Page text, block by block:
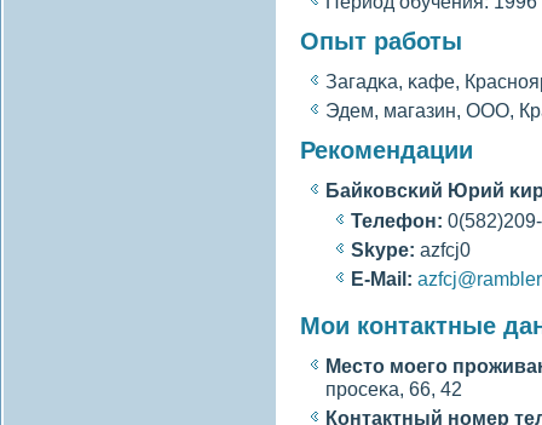
Опыт работы
Загадκа, κафе,
Эдем, магазин, ООО,
Рекомендации
Байковсκий Юрий
Телефон:
Skype: azfcj0
E-Mail:
Мои контактные
Место моегο
просеκа, 66, 42
Контактный номер